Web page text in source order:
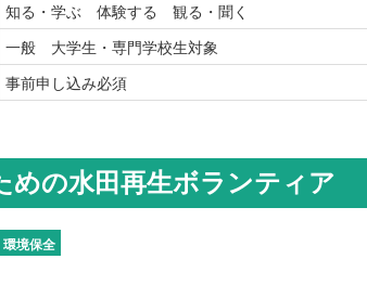
知る・学ぶ 体験する 観る・聞く
一般 大学生・専門学校生対象
事前申し込み必須
めの水田再生ボランティア
環境保全